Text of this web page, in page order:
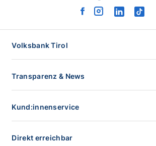
facebook
instagram
linkedintiktok
Volksbank Tirol
Transparenz & News
Kund:innenservice
Direkt erreichbar